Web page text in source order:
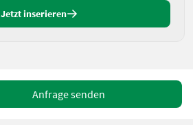
Jetzt inserieren
Anfrage senden